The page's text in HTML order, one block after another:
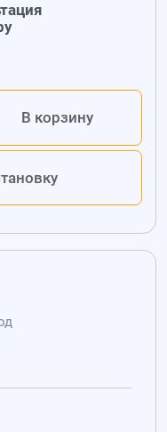
В корзину